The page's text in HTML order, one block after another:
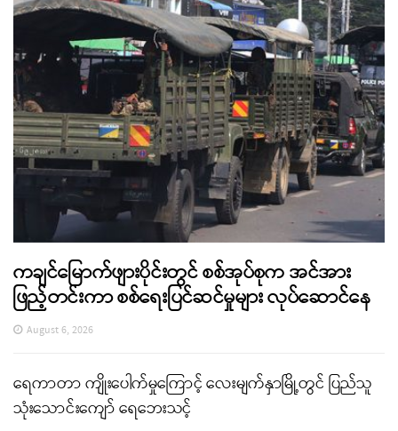
ကချင်မြောက်ဖျားပိုင်းတွင် စစ်အုပ်စုက အင်အား
ဖြည့်တင်းကာ စစ်ရေးပြင်ဆင်မှုများ လုပ်ဆောင်နေ
August 6, 2026
ရေကာတာ ကျိုးပေါက်မှုကြောင့် လေးမျက်နှာမြို့တွင် ပြည်သူ
သုံးသောင်းကျော် ရေဘေးသင့်